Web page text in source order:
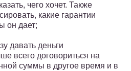
чего хочет. Также
какие гарантии
он дает;
давать деньги
всего договориться на
суммы в другое время и в